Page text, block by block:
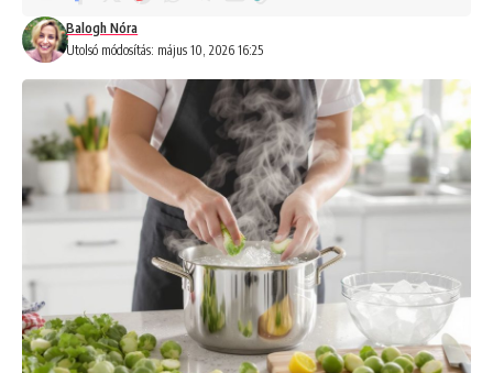
Utolsó módosítás: május 10, 2026 16:25
Balogh Nóra